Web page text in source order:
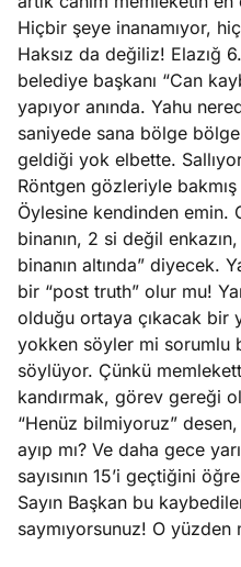
Hiçbir şeye inanamıyor,
Haksız da değiliz! Elazığ
belediye başkanı “Can
yapıyor anında. Yahu
saniyede sana bölge
geldiği yok elbette.
Röntgen gözleriyle bakmış
Öylesine kendinden emin.
binanın, 2 si değil
binanın altında” diyecek.
bir “post truth” olur mu!
olduğu ortaya çıkacak bir
yokken söyler mi sorumlu
söylüyor. Çünkü
kandırmak, görev gereği
“Henüz bilmiyoruz”
ayıp mı? Ve daha gece
sayısının 15’i geçtiğini
Sayın Başkan bu
saymıyorsunuz! O